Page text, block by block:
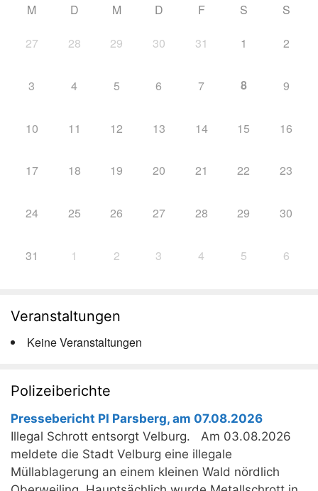
M D M D F S S
27 28 29 30 31 1 2
3 4 5 6 7 8 9
10 11 12 13 14 15 16
17 18 19 20 21 22 23
24 25 26 27 28 29 30
31 1 2 3 4 5 6
Veranstaltungen
Keine Veranstaltungen
Polizeiberichte
Pressebericht PI Parsberg, am 07.08.2026
Illegal Schrott entsorgt Velburg. Am 03.08.2026
meldete die Stadt Velburg eine illegale
Müllablagerung an einem kleinen Wald nördlich